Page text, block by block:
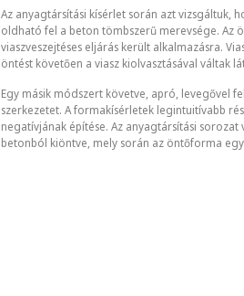
Az anyagtársítási kísérlet során azt vizsgáltuk,
oldható fel a beton tömbszerű merevsége. Az
viaszveszejtéses eljárás került alkalmazásra.
öntést követően a viasz kiolvasztásával váltak
Egy másik módszert követve, apró, levegővel
szerkezetet. A formakísérletek legintuitívabb
negatívjának építése. Az anyagtársítási
betonból kiöntve, mely során az öntőforma